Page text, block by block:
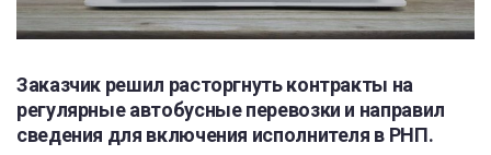
Заказчик решил расторгнуть контракты на
регулярные автобусные перевозки и направил
сведения для включения исполнителя в РНП.